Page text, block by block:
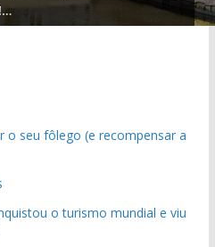
o seu fôlego (e recompensar a
o turismo mundial e viu